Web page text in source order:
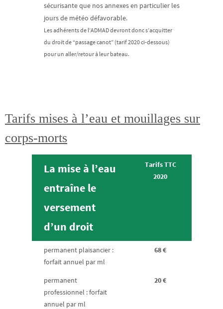
sécurisante que nos annexes en particulier les
jours de météo défavorable.
Les adhérents de l’ADMAD devront donc s’acquitter
du droit de “passage canot” (tarif 2020 ci-dessous)
pour un aller/retour à leur bateau.
Tarifs mises à l’eau et mouillages sur
corps-morts
La mise à l’eau
entraîne le
versement
d’un droit
Tarifs TTC
2020
permanent plaisancier :
forfait annuel par ml
68 €
permanent
professionnel : forfait
annuel par ml
20 €